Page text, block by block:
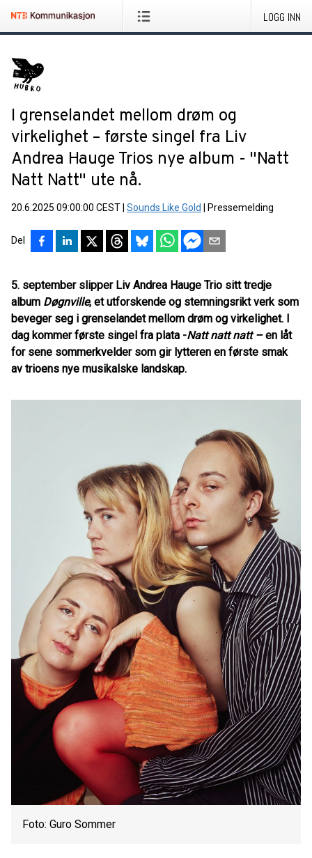
LOGG INN
I grenselandet mellom drøm og
virkelighet – første singel fra Liv
Andrea Hauge Trios nye album - "Natt
Natt Natt" ute nå.
20.6.2025 09:00:00 CEST Sounds Like Gold Pressemelding
Del
5. september slipper Liv Andrea Hauge Trio sitt tredje
album Døgnville, et utforskende og stemningsrikt verk som
beveger seg i grenselandet mellom drøm og virkelighet. I
dag kommer første singel fra plata -Natt natt natt –en låt
for sene sommerkvelder som gir lytteren en første smak
av trioens nye musikalske landskap.
Foto: Guro Sommer